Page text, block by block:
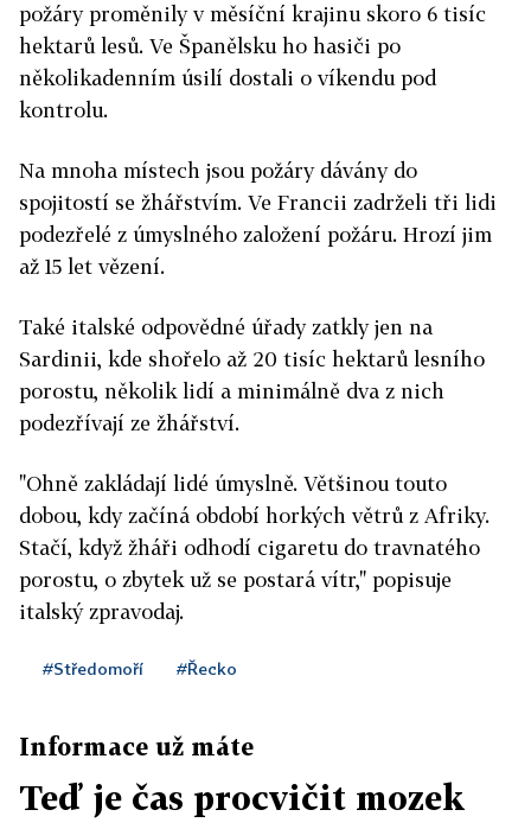
požáry proměnily v měsíční krajinu skoro 6 tisíc
hektarů lesů. Ve Španělsku ho hasiči po
několikadenním úsilí dostali o víkendu pod
kontrolu.
Na mnoha místech jsou požáry dávány do
spojitostí se žhářstvím. Ve Francii zadrželi tři lidi
podezřelé z úmyslného založení požáru. Hrozí jim
až 15 let vězení.
Také italské odpovědné úřady zatkly jen na
Sardinii, kde shořelo až 20 tisíc hektarů lesního
porostu, několik lidí a minimálně dva z nich
podezřívají ze žhářství.
"Ohně zakládají lidé úmyslně. Většinou touto
dobou, kdy začíná období horkých větrů z Afriky.
Stačí, když žháři odhodí cigaretu do travnatého
porostu, o zbytek už se postará vítr," popisuje
italský zpravodaj.
#Středomoří #Řecko
Informace už máte
Teď je čas procvičit mozek